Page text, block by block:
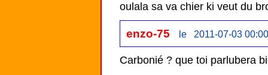
oulala sa va chier ki veut du
enzo-75 le 2011-07-03
Carbonié ? que toi parlubera